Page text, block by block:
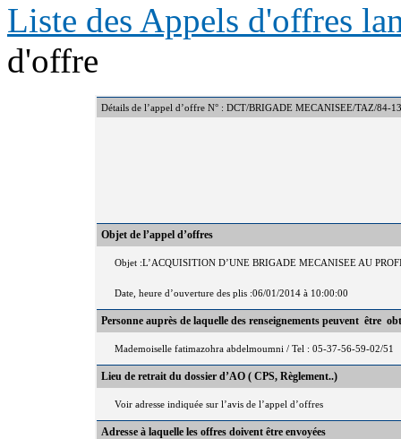
Liste des Appels d'offres
d'offre
Détails de l’appel d’offre N° : DCT/BRIGADE MECANISEE/TAZ/84-13
Objet de l’appel d’offres
Objet :L’ACQUISITION D’UNE BRIGADE MECANISEE AU
Date, heure d’ouverture des plis :06/01/2014 à 10:00:00
Personne auprès de laquelle des renseignements peuvent être
Mademoiselle fatimazohra abdelmoumni / Tel : 05-37-56-59-02/51
Lieu de retrait du dossier d’AO ( CPS, Règlement..)
Voir adresse indiquée sur l’avis de l’appel d’offres
Adresse à laquelle les offres doivent être envoyées